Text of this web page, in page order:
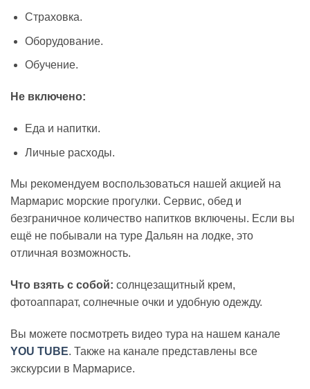
Страховка.
Оборудование.
Обучение.
Не включено:
Еда и напитки.
Личные расходы.
Мы рекомендуем воспользоваться нашей акцией на
Мармарис морские прогулки. Сервис, обед и
безграничное количество напитков включены. Если вы
ещё не побывали на туре Дальян на лодке, это
отличная возможность.
Что взять с собой: солнцезащитный крем,
фотоаппарат, солнечные очки и удобную одежду.
Вы можете посмотреть видео тура на нашем канале
YOU TUBE. Также на канале представлены все
экскурсии в Мармарисе.